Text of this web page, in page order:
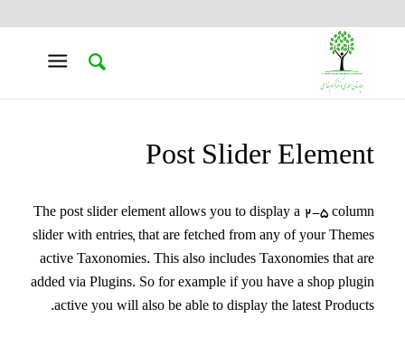
Post Slider Element
The post slider element allows you to display a 2-5 column
slider with entries, that are fetched from any of your Themes
active Taxonomies. This also includes Taxonomies that are
added via Plugins. So for example if you have a shop plugin
active you will also be able to display the latest Products.